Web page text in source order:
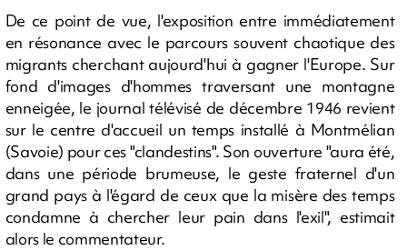
De ce point de vue, l'exposition entre immédiatement
en résonance avec le parcours souvent chaotique des
migrants cherchant aujourd'hui à gagner l'Europe. Sur
fond d'images d'hommes traversant une montagne
enneigée, le journal télévisé de décembre 1946 revient
sur le centre d'accueil un temps installé à Montmélian
(Savoie) pour ces "clandestins". Son ouverture "aura été,
dans une période brumeuse, le geste fraternel d'un
grand pays à l'égard de ceux que la misère des temps
condamne à chercher leur pain dans l'exil", estimait
alors le commentateur.